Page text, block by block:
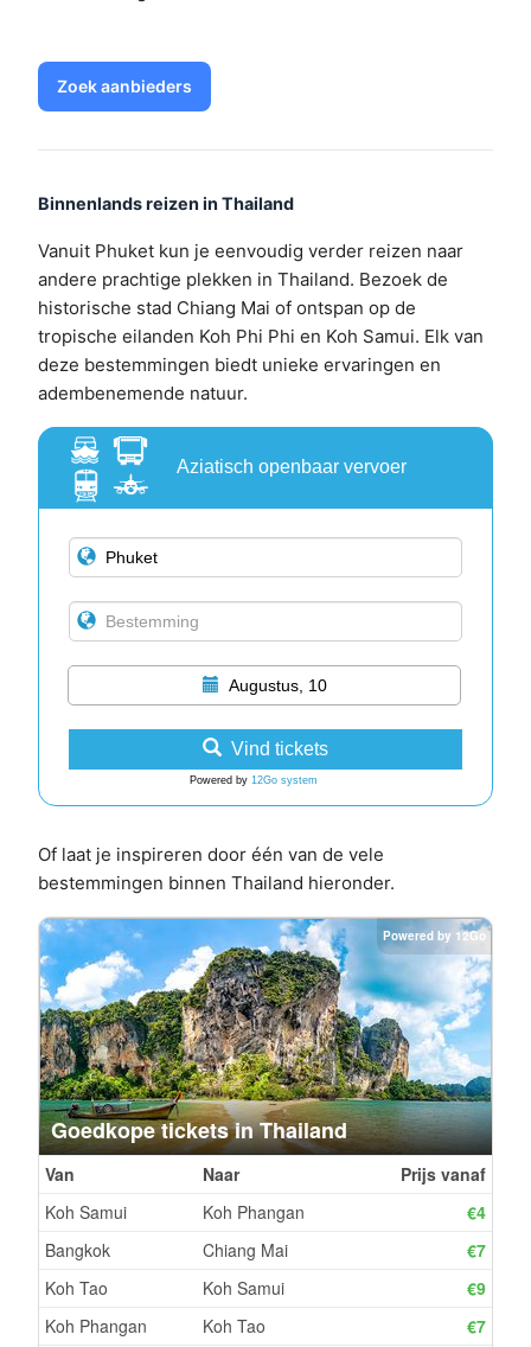
Zoek aanbieders
Binnenlands reizen in Thailand
Vanuit Phuket kun je eenvoudig verder reizen naar
andere prachtige plekken in Thailand. Bezoek de
historische stad Chiang Mai of ontspan op de
tropische eilanden Koh Phi Phi en Koh Samui. Elk van
deze bestemmingen biedt unieke ervaringen en
adembenemende natuur.
Aziatisch openbaar vervoer
Augustus, 10
Vind tickets
Powered by 12Go system
Of laat je inspireren door één van de vele
bestemmingen binnen Thailand hieronder.